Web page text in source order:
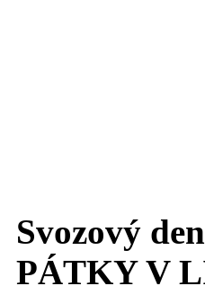
Svozový
PÁTKY V